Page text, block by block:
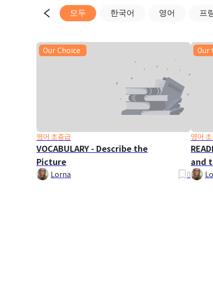
모두 한국어 영어 프
Our Choice
영어 초중급
VOCABULARY - Describe the
Picture
Lorna 0
Our
영어
and